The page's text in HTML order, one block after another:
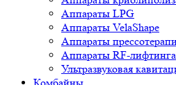
Аппараты LPG
Аппараты VelaShape
Аппараты
Аппараты RF-лифтинга
Ультразвуковая